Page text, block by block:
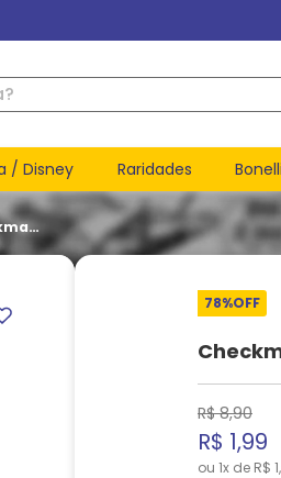
/ Disney Raridades Bonelli
2
78%OFF
R$ 8,90
R$ 1,99
ou 1x de R$ 1,